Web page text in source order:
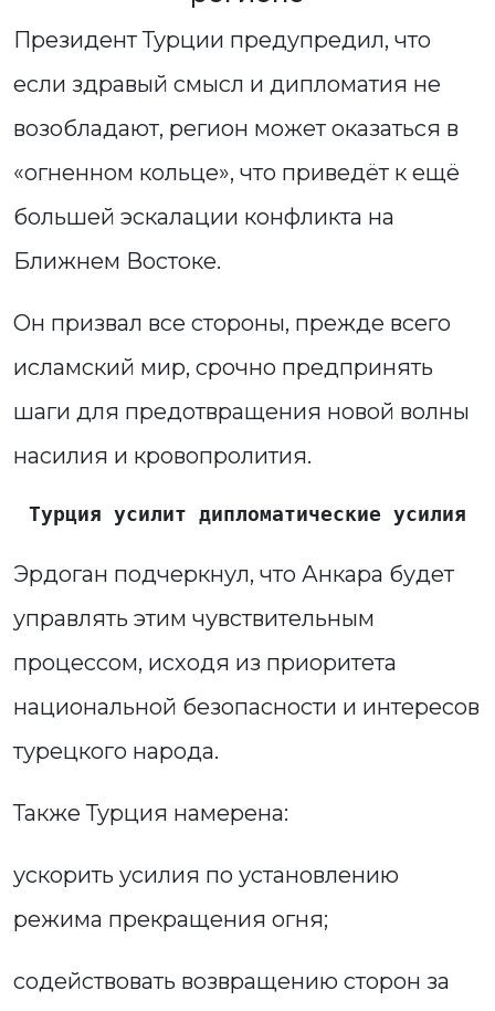
Президент Турции предупредил, что
если здравый смысл и дипломатия не
возобладают, регион может оказаться в
«огненном кольце», что приведёт к ещё
большей эскалации конфликта на
Ближнем Востоке.
Он призвал все стороны, прежде всего
исламский мир, срочно предпринять
шаги для предотвращения новой волны
насилия и кровопролития.
Турция усилит дипломатические усилия
Эрдоган подчеркнул, что Анкара будет
управлять этим чувствительным
процессом, исходя из приоритета
национальной безопасности и интересов
турецкого народа.
Также Турция намерена:
ускорить усилия по установлению
режима прекращения огня;
содействовать возвращению сторон за